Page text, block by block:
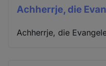
Achherrje, die
Achherrje, die